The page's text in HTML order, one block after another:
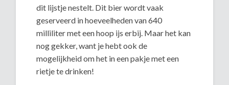
dit lijstje nestelt. Dit bier wordt vaak
geserveerd in hoeveelheden van 640
milliliter met een hoop ijs erbij. Maar het kan
nog gekker, want je hebt ook de
mogelijkheid om het in een pakje met een
rietje te drinken!